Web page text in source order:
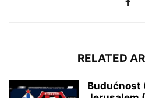
RELATED
Budućnost